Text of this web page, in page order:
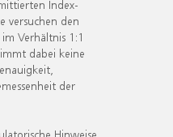
Index-
versuchen den
Verhältnis 1:1
dabei keine
der